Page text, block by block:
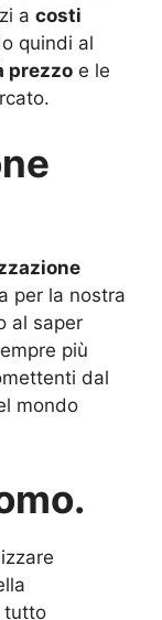
a costi
quindi al
prezzo e le
per la nostra
al saper
più
dal
mondo
tutto